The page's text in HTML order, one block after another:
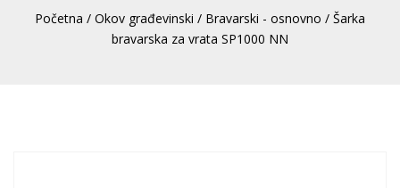
Početna / Okov građevinski / Bravarski - osnovno / Šarka
bravarska za vrata SP1000 NN